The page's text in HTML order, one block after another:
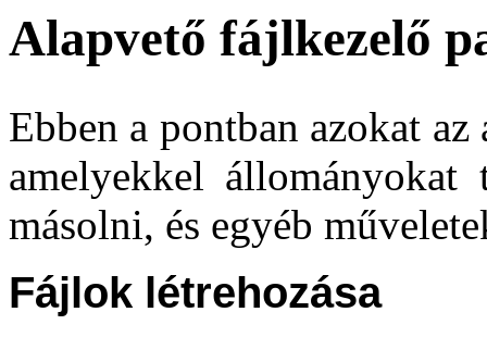
Alapvető fájlkezelő
Ebben a pontban azokat
amelyekkel állományokat
másolni, és egyéb
Fájlok létrehozása